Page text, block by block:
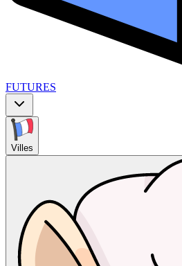
FUTURES
Villes